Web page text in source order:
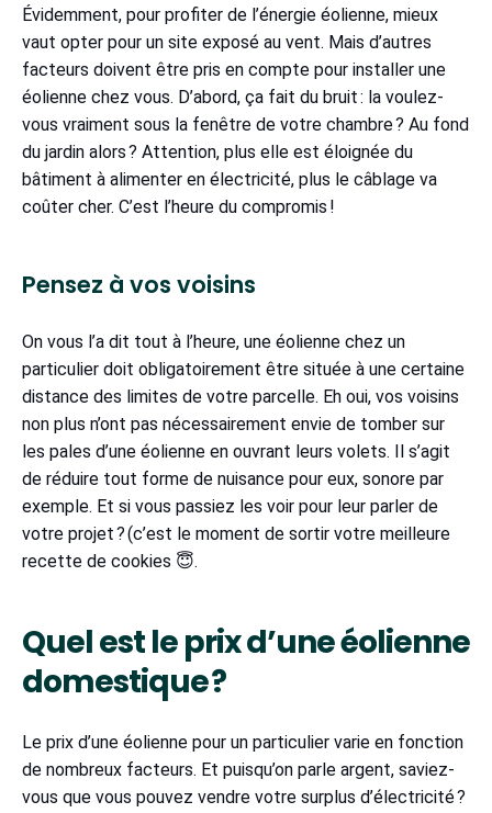
Évidemment, pour profiter de l’énergie éolienne, mieux
vaut opter pour un site exposé au vent. Mais d’autres
facteurs doivent être pris en compte pour installer une
éolienne chez vous. D’abord, ça fait du bruit : la voulez-
vous vraiment sous la fenêtre de votre chambre ? Au fond
du jardin alors ? Attention, plus elle est éloignée du
bâtiment à alimenter en électricité, plus le câblage va
coûter cher. C’est l’heure du compromis !
Pensez à vos voisins
On vous l’a dit tout à l’heure, une éolienne chez un
particulier doit obligatoirement être située à une certaine
distance des limites de votre parcelle. Eh oui, vos voisins
non plus n’ont pas nécessairement envie de tomber sur
les pales d’une éolienne en ouvrant leurs volets. Il s’agit
de réduire tout forme de nuisance pour eux, sonore par
exemple. Et si vous passiez les voir pour leur parler de
votre projet ? (c’est le moment de sortir votre meilleure
recette de cookies 😇.
Quel est le prix d’une éolienne
domestique ?
Le prix d’une éolienne pour un particulier varie en fonction
de nombreux facteurs. Et puisqu’on parle argent, saviez-
vous que vous pouvez vendre votre surplus d’électricité ?